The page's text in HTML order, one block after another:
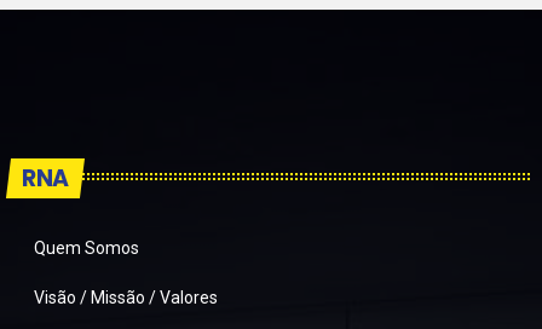
RNA
Quem Somos
Visão / Missão / Valores